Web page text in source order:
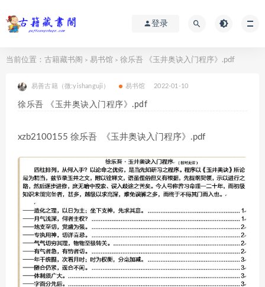
登录
当前位置： 古籍藏书阁 > 易书馆 > 徐乐吾 《玉井奥诀入门程序》.pdf
易善古籍（微:yishanguji） 易书馆 2022-01-10
徐乐吾 《玉井奥诀入门程序》.pdf
xzb2100155 徐乐吾 《玉井奥诀入门程序》.pdf